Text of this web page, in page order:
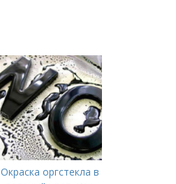
Окраска оргстекла в